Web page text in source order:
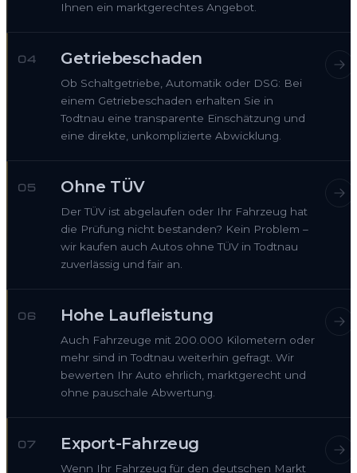
Ihnen ein marktgerechtes Angebot.
04 Getriebeschaden
Ob Schaltgetriebe, Automatik oder DSG: Bei
einem Getriebeschaden erhalten Sie in
Todtnau eine transparente Einschätzung und
eine direkte, unkomplizierte Abwicklung.
05 Ohne TÜV
Der TÜV ist abgelaufen oder Ihr Fahrzeug hat
die Prüfung nicht bestanden? Kein Problem –
wir kaufen auch Autos ohne TÜV in Todtnau
zuverlässig und fair an.
06 Hohe Laufleistung
Auch Fahrzeuge mit 200.000 Kilometern oder
mehr sind in Todtnau weiterhin gefragt. Wir
bewerten Ihr Auto ehrlich, marktgerecht und
ohne pauschale Abwertung.
07 Export-Fahrzeug
Wenn Ihr Fahrzeug für den deutschen Markt